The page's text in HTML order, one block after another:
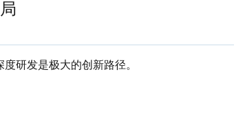
研发是极大的创新路径。